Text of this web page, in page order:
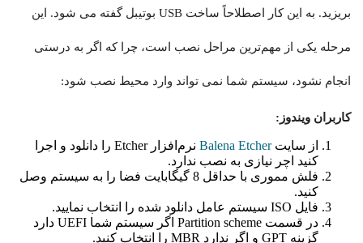
بریزید. به این کار اصطلاحاً ساخت USB بوتیبل گفته می شود. این
مرحله یکی از مهم‌ترین مراحل نصب است، چرا که اگر به درستی
انجام نشود، سیستم شما نمی تواند وارد محیط نصب شود:
کاربران ویندوز:
از سایتBalena Etcher
نرم‌افزار Etcher را دانلود و اجرا
کنید اچر نیازی به نصب ندارد.
فلش مموری با حداقل 8 گیگابایت فضا را به سیستم وصل
کنید.
فایل ISO سیستم عامل دانلود شده را انتخاب نمایید.
در قسمت Partition scheme اگر سیستم شما UEFI دارد
گزینه GPT و اگر ندارد MBR را انتخاب کنید.